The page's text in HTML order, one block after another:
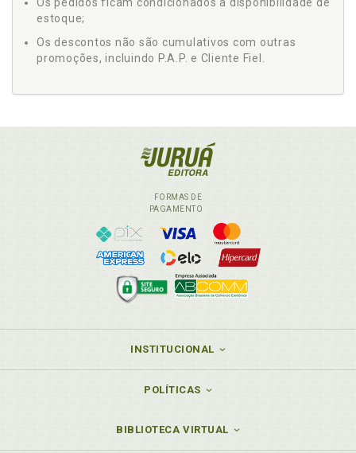
estoque;
Os descontos não são cumulativos com outras
promoções, incluindo P.A.P. e Cliente Fiel.
FORMAS DE
PAGAMENTO
INSTITUCIONAL
POLÍTICAS
BIBLIOTECA VIRTUAL